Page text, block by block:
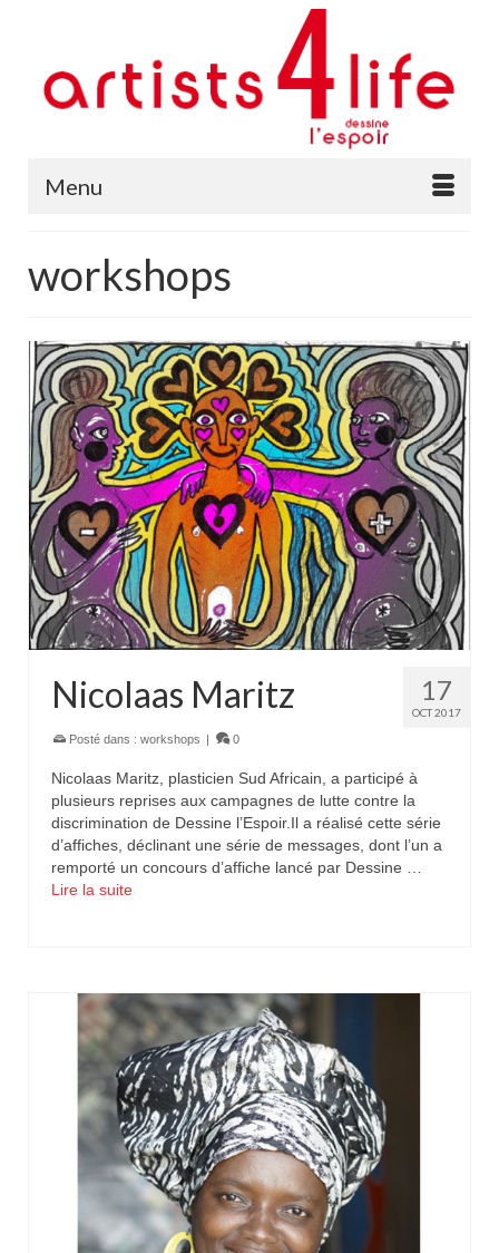
Menu
workshops
17
OCT 2017
Nicolaas Maritz
Posté dans : workshops 0
Nicolaas Maritz, plasticien Sud Africain, a participé à
plusieurs reprises aux campagnes de lutte contre la
discrimination de Dessine l’Espoir.Il a réalisé cette série
d’affiches, déclinant une série de messages, dont l’un a
remporté un concours d’affiche lancé par Dessine …
Lire la suite